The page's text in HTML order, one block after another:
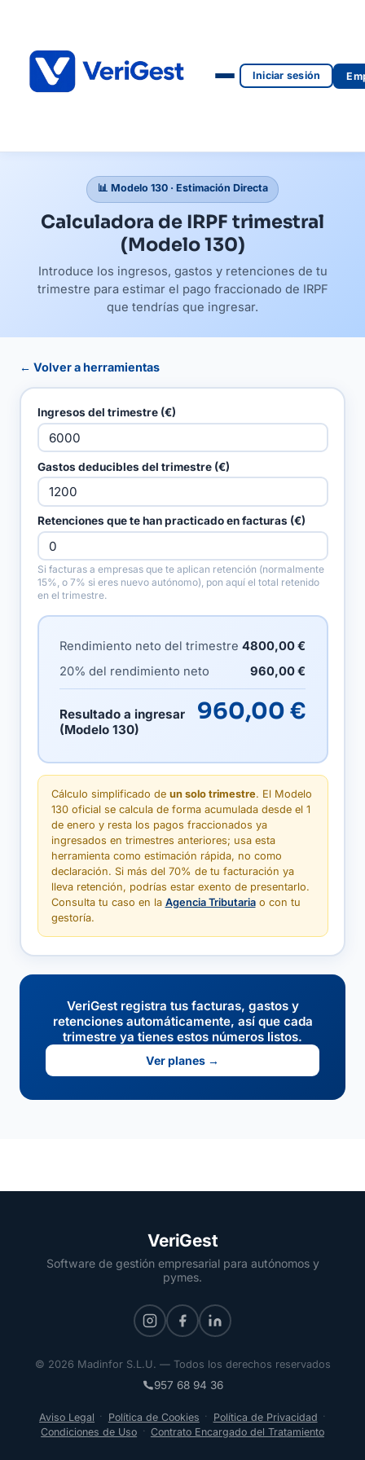
Iniciar sesión
📊 Modelo 130 · Estimación Directa
Calculadora de IRPF trimestral
(Modelo 130)
Introduce los ingresos, gastos y retenciones de tu
trimestre para estimar el pago fraccionado de IRPF
que tendrías que ingresar.
← Volver a herramientas
Ingresos del trimestre (€)
Gastos deducibles del trimestre (€)
Retenciones que te han practicado en facturas (€)
Si facturas a empresas que te aplican retención (normalmente
15%, o 7% si eres nuevo autónomo), pon aquí el total retenido
en el trimestre.
Rendimiento neto del trimestre 4800,00 €
20% del rendimiento neto
960,00 €
Resultado a ingresar
(Modelo 130)
960,00 €
Cálculo simplificado de un solo trimestre. El Modelo
130 oficial se calcula de forma acumulada desde el 1
de enero y resta los pagos fraccionados ya
ingresados en trimestres anteriores; usa esta
herramienta como estimación rápida, no como
declaración. Si más del 70% de tu facturación ya
lleva retención, podrías estar exento de presentarlo.
Consulta tu caso en la Agencia Tributariao con tu
gestoría.
VeriGest registra tus facturas, gastos y
retenciones automáticamente, así que cada
trimestre ya tienes estos números listos.
Ver planes →
VeriGest
Software de gestión empresarial para autónomos y
pymes.
© 2026 Madinfor S.L.U. — Todos los derechos reservados
957 68 94 36
Aviso Legal · Política de Cookies · Política de Privacidad ·
Condiciones de Uso · Contrato Encargado del Tratamiento